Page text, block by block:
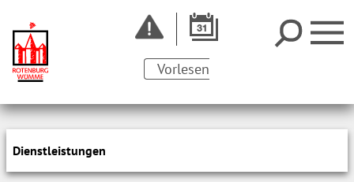
Vorlesen
Dienstleistungen